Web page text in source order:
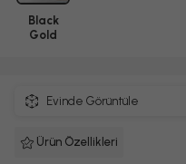
Black
Gold
Evinde Görüntüle
Ürün Özellikleri